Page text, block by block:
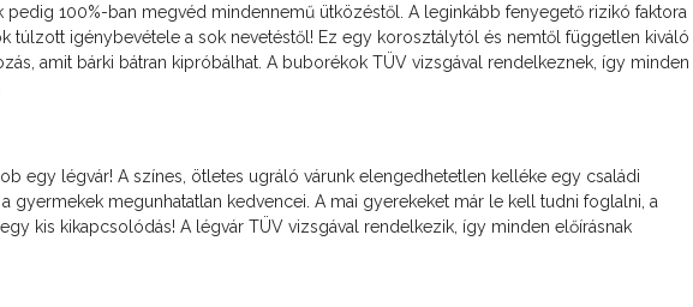
pedig 100%-ban megvéd mindennemű ütközéstől. A leginkább fenyegető rizikó faktora
túlzott igénybevétele a sok nevetéstől! Ez egy korosztálytól és nemtől független kiváló
amit bárki bátran kipróbálhat. A buborékok TÜV vizsgával rendelkeznek, így minden
egy légvár! A színes, ötletes ugráló várunk elengedhetetlen kelléke egy családi
gyermekek megunhatatlan kedvencei. A mai gyerekeket már le kell tudni foglalni, a
kis kikapcsolódás! A légvár TÜV vizsgával rendelkezik, így minden előírásnak